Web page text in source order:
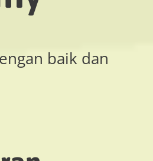
baik dan